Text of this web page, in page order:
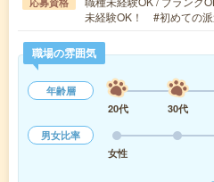
未経験OK！ #初めての派
職場の雰囲気
年齢層
20代
30代
男女比率
女性